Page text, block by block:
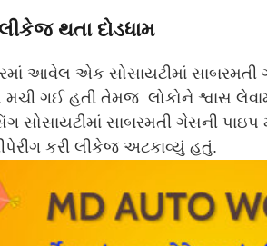
થતા દોડધામ
આવેલ એક સોસાયટીમાં
મચી ગઈ હતી તેમજ લોકોને શ્વાસ
સાબરમતી ગેસની પાઇપ
કરી લીકેજ અટકાવ્યું હતું.